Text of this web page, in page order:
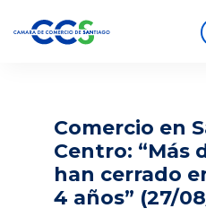
Nuestra Institución
Comercio en
Centro: “Más
han cerrado
4 años” (27/